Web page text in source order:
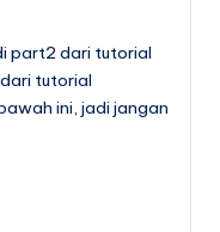
part2 dari tutorial
tutorial
ini, jadi jangan